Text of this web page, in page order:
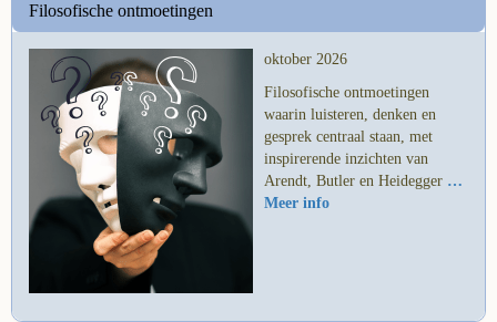
Filosofische ontmoetingen
oktober 2026
Filosofische ontmoetingen
waarin luisteren, denken en
gesprek centraal staan, met
inspirerende inzichten van
Arendt, Butler en Heidegger …
Meer info